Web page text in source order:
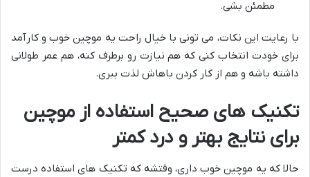
مطمئن بشی.
با رعایت این نکات، می تونی با خیال راحت یه موچین خوب و کارآمد
برای خودت انتخاب کنی که هم نیازت رو برطرف کنه، هم عمر طولانی
داشته باشه و هم از کار کردن باهاش لذت ببری.
تکنیک های صحیح استفاده از موچین
برای نتایج بهتر و درد کمتر
حالا که یه موچین خوب داری، وقتشه که تکنیک های استفاده درست